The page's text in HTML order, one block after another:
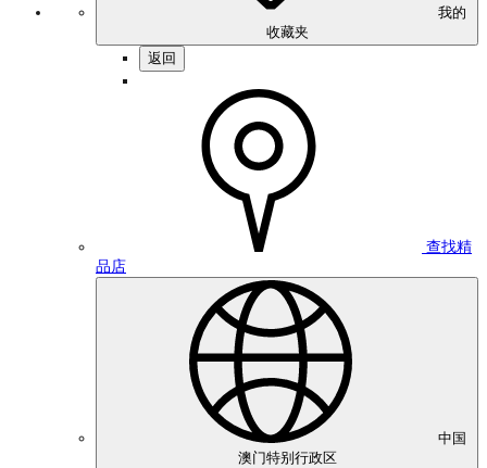
收藏夹
返回
查找精
品店
中国
澳门特别行政区